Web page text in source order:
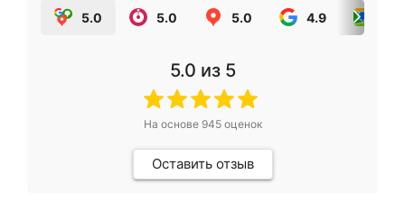
5.0 5.0 5.0 4.9
5.0 из 5
На основе 945оценок
Оставить отзыв